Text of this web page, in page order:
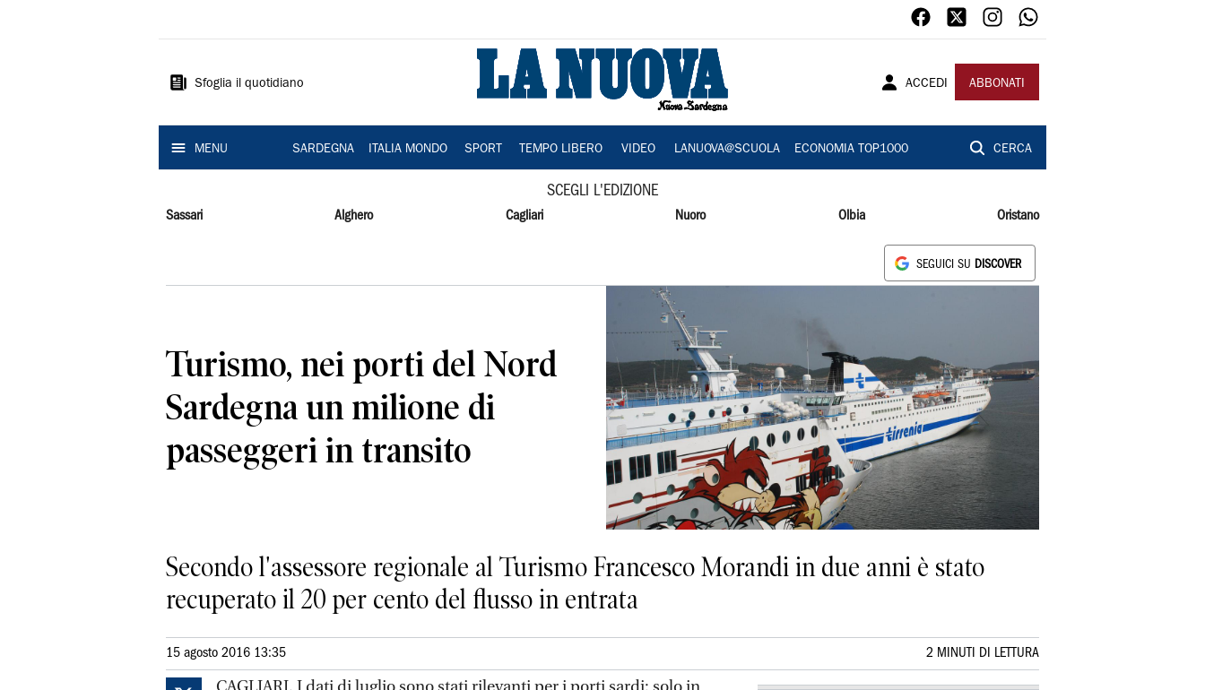
Sardegna
Sfoglia il quotidiano ACCEDI ABBONATI
MENU SARDEGNA ITALIA MONDO SPORT TEMPO LIBERO VIDEO LANUOVA@SCUOLA ECONOMIA TOP1000 CERCA
SCEGLI L'EDIZIONE
Sassari Alghero Cagliari Nuoro Olbia Oristano
SEGUICI SU DISCOVER
Turismo, nei porti del Nord
Sardegna un milione di
passeggeri in transito
Secondo l'assessore regionale al Turismo Francesco Morandi in due anni è stato
recuperato il 20 per cento del flusso in entrata
15 agosto 2016 13:35 2 MINUTI DI LETTURA